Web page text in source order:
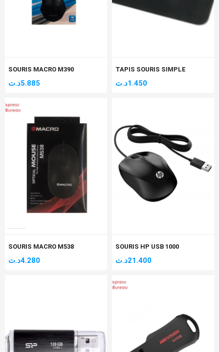
SOURIS MACRO M390
5.885د.ت
TAPIS SOURIS SIMPLE
1.450د.ت
SOURIS MACRO M538
4.280د.ت
SOURIS HP USB 1000
21.400د.ت